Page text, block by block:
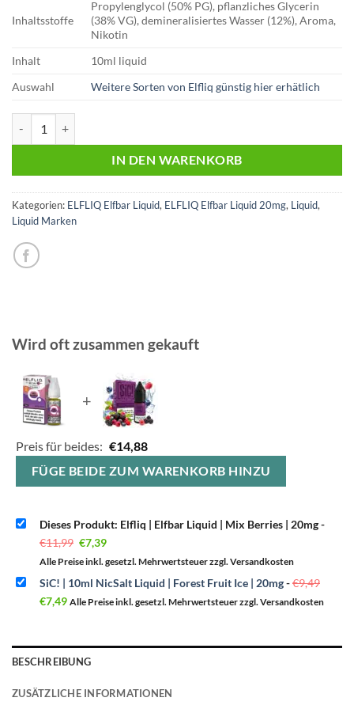
Inhaltsstoffe
Propylenglycol (50% PG), pflanzliches Glycerin
(38% VG), demineralisiertes Wasser (12%), Aroma,
Nikotin
Inhalt
10ml liquid
Auswahl
Weitere Sorten von Elfliq günstig hier erhätlich
IN DEN WARENKORB
Kategorien: ELFLIQ Elfbar Liquid, ELFLIQ Elfbar Liquid 20mg, Liquid,
Liquid Marken
Wird oft zusammen gekauft
+
Preis für beides: €14,88
FÜGE BEIDE ZUM WARENKORB HINZU
Dieses Produkt: Elfliq | Elfbar Liquid | Mix Berries | 20mg-
€11,99 Ursprünglicher
Preis
war:
€11,99
€7,39Aktueller
ist:
€7,39.
Alle Preise inkl. gesetzl. Mehrwertsteuer zzgl. Versandkosten
SiC! | 10ml NicSalt Liquid | Forest Fruit Ice | 20mg-€9,49
war:
€7,49Aktueller
Preis
Alle Preise inkl. gesetzl. Mehrwertsteuer zzgl. Versandkosten
BESCHREIBUNG
ZUSÄTZLICHE INFORMATIONEN